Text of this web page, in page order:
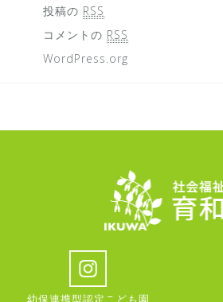
投稿の RSS
コメントの RSS
WordPress.org
幼保連携型認定こども園